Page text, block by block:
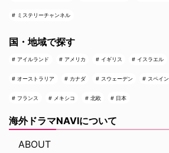
ミステリーチャンネル
国・地域で探す
アイルランド アメリカ イギリス イスラエル
オーストラリア カナダ スウェーデン スペイン
フランス メキシコ 北欧 日本
海外ドラマNAVIについて
ABOUT